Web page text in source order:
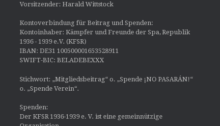
Vorsitzender: Harald Wittstock
Kontoverbindung für Beitrag und Spenden:
Kontoinhaber: Kämpfer und Freunde der Spa, Republik
1936 - 1939 e.V. (KFSR)
IBAN: DE31 100500001653528911
SWIFT-BIC: BELADEBEXXX
Stichwort: „Mitgliedsbeitrag“ o. „Spende ¡NO PASARÁN!“
o. „Spende Verein“.
Spenden:
Der KFSR 1936-1939 e. V. ist eine gemeinnützige